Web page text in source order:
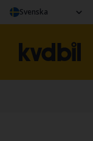
Svenska